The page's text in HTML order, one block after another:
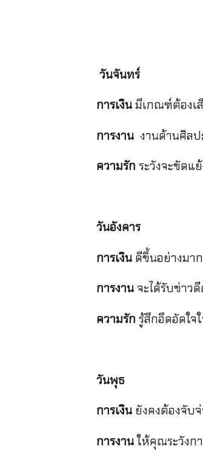
วันจันทร์
การเงิน มีเกณฑ์ต้องเ
การงาน งานด้านศิลป
ความรัก ระวังจะขัดแ
วันอังคาร
การเงิน ดีขึ้นอย่างมา
การงาน จะได้รับข่าว
ความรัก รู้สึกอึดอัดใจ
วันพุธ
การเงิน ยังคงต้องจับ
การงานให้คุณระวังก